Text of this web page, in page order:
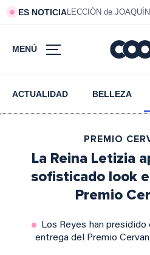
ES NOTICIALECCIÓN de
MENÚ
ACTUALIDAD BELLEZA
PREMIO
La Reina Letizia
sofisticado look
Premio
Los Reyes han
entrega del Premio